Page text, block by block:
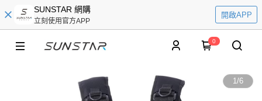
SUNSTAR 網購
立刻使用官方APP
開啟APP
0
1/6